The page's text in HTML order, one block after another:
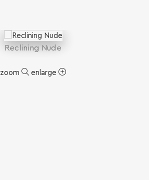
Reclining Nude
zoom enlarge